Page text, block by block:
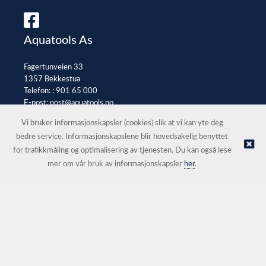
Aquatools As
Fagertunveien 33
1357 Bekkestua
Telefon: : 901 65 000
E-post:post@aquatools.no
© Aquatools As |Nettbutikk levert av Kréatif
Vi bruker informasjonskapsler (cookies) slik at vi kan yte deg
bedre service. Informasjonskapslene blir hovedsakelig benyttet
for trafikkmåling og optimalisering av tjenesten. Du kan også lese
mer om vår bruk av informasjonskapsler her.